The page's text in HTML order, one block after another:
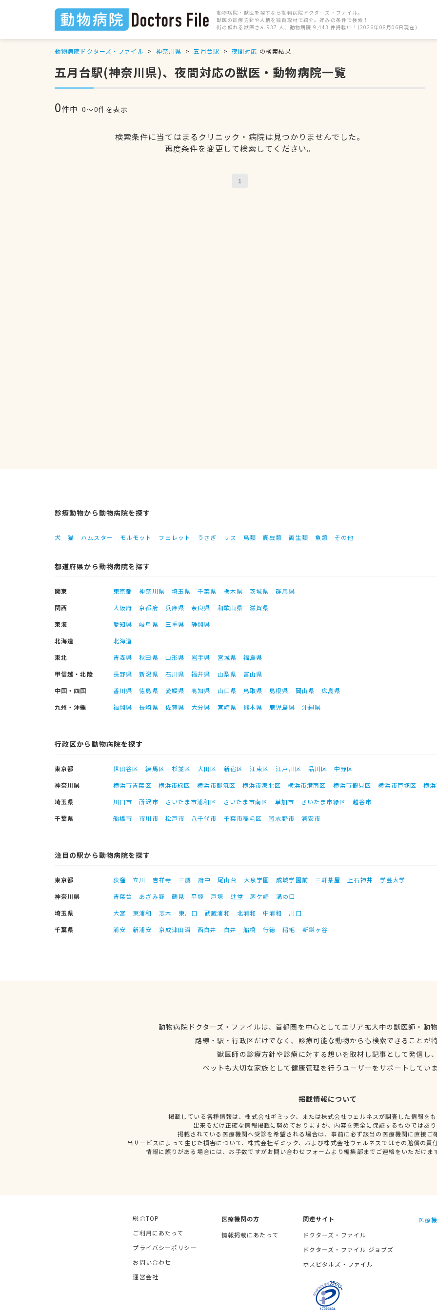
動物病院・獣医を探すなら動物病院ドクターズ・ファイル。
獣医の診療方針や人柄を独自取材で紹介。好みの条件で検索！
街の頼れる獣医さん 937 人、動物病院 9,443 件掲載中！(2026年08月06日現在)
動物病院ドクターズ・ファイル 神奈川県 五月台駅 夜間対応 の検索結果
五月台駅(神奈川県)、夜間対応の獣医・動物病院一覧
0件中 0〜0件を表示
検索条件に当てはまるクリニック・病院は見つかりませんでした。
再度条件を変更して検索してください。
1
診療動物から動物病院を探す
犬 猫 ハムスター モルモット フェレット うさぎ リス 鳥類 爬虫類 両生類 魚類 その他
都道府県から動物病院を探す
関東 東京都 神奈川県 埼玉県 千葉県 栃木県 茨城県
群馬県
関西
大阪府 京都府 兵庫県 奈良県 和歌山県
滋賀県
東海
愛知県 岐阜県 三重県
静岡県
北海道
北海道
東北
青森県 秋田県 山形県 岩手県 宮城県
福島県
甲信越・北陸
長野県 新潟県 石川県 福井県 山梨県
富山県
中国・四国
香川県 徳島県 愛媛県 高知県 山口県 鳥取県 島根県 岡山県
広島県
九州・沖縄
福岡県 長崎県 佐賀県 大分県 宮崎県 熊本県 鹿児島県 沖縄県
行政区から動物病院を探す
東京都 世田谷区 練馬区 杉並区 大田区 新宿区 江東区 江戸川区 品川区
中野区
神奈川県
横浜市青葉区 横浜市緑区 横浜市都筑区 横浜市港北区 横浜市港南区 横浜市鶴見区 横浜市戸塚区
横
埼玉県
川口市 所沢市 さいたま市浦和区 さいたま市南区 草加市 さいたま市緑区
越谷市
千葉県
船橋市 市川市 松戸市 八千代市 千葉市稲毛区 習志野市 浦安市
注目の駅から動物病院を探す
東京都 荻窪 立川 吉祥寺 三鷹 府中 尾山台 大泉学園 成城学園前 三軒茶屋 上石神井
学芸大学
神奈川県
青葉台 あざみ野 鶴見 平塚 戸塚 辻堂 茅ケ崎
溝の口
埼玉県
大宮 東浦和 志木 東川口 武蔵浦和 北浦和 中浦和
川口
千葉県
浦安 新浦安 京成津田沼 西白井 白井 船橋 行徳 稲毛 新鎌ヶ谷
動物病院ドクターズ・ファイルは、首都圏を中心としてエリア拡大中の獣医師・動
路線・駅・行政区だけでなく、診療可能な動物からも検索できることが
獣医師の診療方針や診療に対する想いを取材し記事として発信し
ペットも大切な家族として健康管理を行うユーザーをサポートしてい
掲載情報について
掲載している各種情報は、株式会社ギミック、または株式会社ウェルネスが調査した情報を
出来るだけ正確な情報掲載に努めておりますが、内容を完全に保証するものではあ
掲載されている医療機関へ受診を希望される場合は、事前に必ず該当の医療機関に直接ご
当サービスによって生じた損害について、株式会社ギミック、および株式会社ウェルネスではその賠償の責
情報に誤りがある場合には、お手数ですがお問い合わせフォームより編集部までご連絡をいただけま
総合TOP
ご利用にあたって
プライバシーポリシー
お問い合わせ
運営会社
医療機関の方
情報掲載にあたって
関連サイト
ドクターズ・ファイル
ドクターズ・ファイル ジョブズ
ホスピタルズ・ファイル
医療